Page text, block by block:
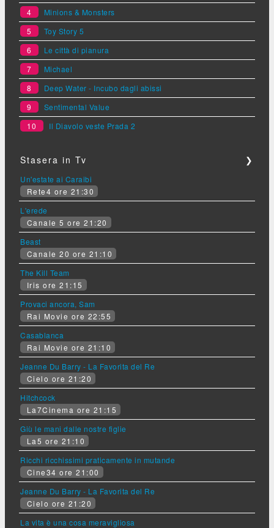
4
Minions & Monsters
5
Toy Story 5
6
Le città di pianura
7
Michael
8
Deep Water - Incubo dagli abissi
9
Sentimental Value
10
Il Diavolo veste Prada 2
Stasera in Tv ❯
Un'estate ai Caraibi
Rete4 ore 21:30
L'erede
Canale 5 ore 21:20
Beast
Canale 20 ore 21:10
The Kill Team
Iris ore 21:15
Provaci ancora, Sam
Rai Movie ore 22:55
Casablanca
Rai Movie ore 21:10
Jeanne Du Barry - La Favorita del Re
Cielo ore 21:20
Hitchcock
La7Cinema ore 21:15
Giù le mani dalle nostre figlie
La5 ore 21:10
Ricchi ricchissimi praticamente in mutande
Cine34 ore 21:00
Jeanne Du Barry - La Favorita del Re
Cielo ore 21:20
La vita è una cosa meravigliosa